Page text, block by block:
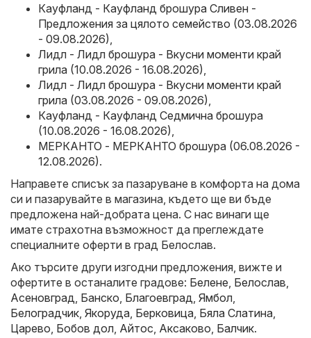
Кауфланд - Кауфланд брошура Сливен -
Предложения за цялото семейство (03.08.2026
- 09.08.2026)
Лидл - Лидл брошура - Вкусни моменти край
грила (10.08.2026 - 16.08.2026)
Лидл - Лидл брошура - Вкусни моменти край
грила (03.08.2026 - 09.08.2026)
Кауфланд - Кауфланд Седмична брошура
(10.08.2026 - 16.08.2026)
МЕРКАНТО - МЕРКАНТО брошура (06.08.2026 -
12.08.2026).
Направете списък за пазаруване в комфорта на дома
си и пазарувайте в магазина, където ще ви бъде
предложена най-добрата цена. С нас винаги ще
имате страхотна възможност да преглеждате
специалните оферти в град Белослав.
Ако търсите други изгодни предложения, вижте и
офертите в останалите градове: Белене Белослав
Асеновград Банско Благоевград Ямбол
Белоградчик Якоруда Берковица Бяла Слатина
Царево Бобов дол Айтос Аксаково Балчик.